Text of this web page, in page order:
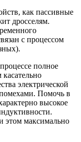
как пассивные
дросселям.
с процессом
полное
электрической
Помочь в
высокое
этом максимально